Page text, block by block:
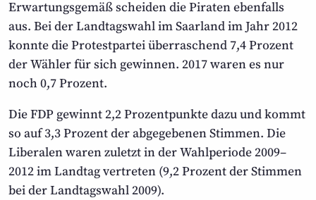
Erwartungsgemäß scheiden die Piraten ebenfalls
aus. Bei der Landtagswahl im Saarland im Jahr 2012
konnte die Protestpartei überraschend 7,4 Prozent
der Wähler für sich gewinnen. 2017 waren es nur
noch 0,7 Prozent.
Die FDP gewinnt 2,2 Prozentpunkte dazu und kommt
so auf 3,3 Prozent der abgegebenen Stimmen. Die
Liberalen waren zuletzt in der Wahlperiode 2009–
2012 im Landtag vertreten (9,2 Prozent der Stimmen
bei der Landtagswahl 2009).